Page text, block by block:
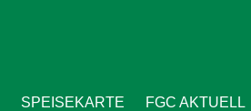
SPEISEKARTE FGC AKTUELL